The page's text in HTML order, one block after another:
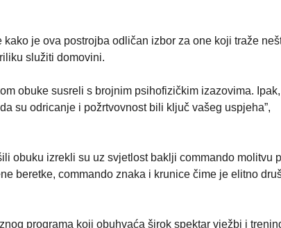
je ova postrojba odličan izbor za one koji traže
služiti domovini.
obuke susreli s brojnim psihofizičkim izazovima.
su odricanje i požrtvovnost bili ključ vašeg uspjeha”,
obuku izrekli su uz svjetlost baklji commando molitvu
beretke, commando znaka i krunice čime je elitno
programa koji obuhvaća širok spektar vježbi i